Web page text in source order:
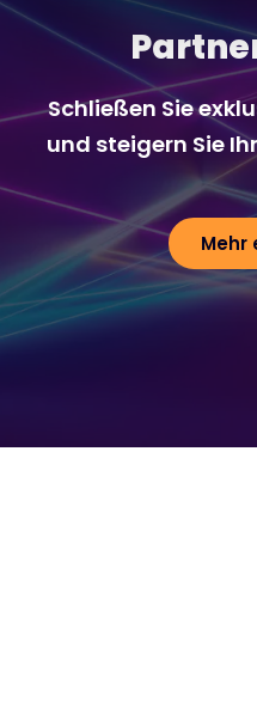
Schließen Sie
und steigern Sie
Mehr